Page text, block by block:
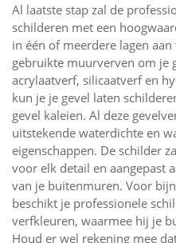
Al laatste stap zal de
schilderen met een
in één of meerdere lagen
gebruikte muurverven om je
acrylaatverf, silicaatverf en
kun je je gevel laten
gevel kaleien. Al deze
uitstekende waterdichte en
eigenschappen. De schilder
voor elk detail en aangepast
van je buitenmuren. Voor
beschikt je professionele
verfkleuren, waarmee hij je
Houd er wel rekening mee